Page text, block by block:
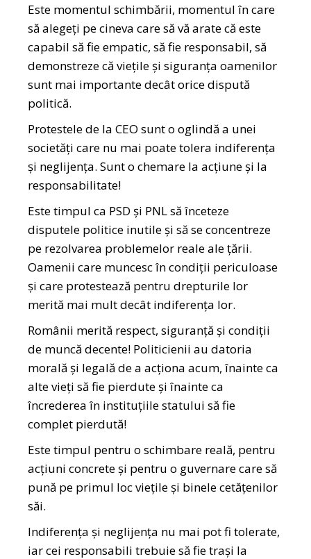
Este momentul schimbării, momentul în care
să alegeți pe cineva care să vă arate că este
capabil să fie empatic, să fie responsabil, să
demonstreze că viețile și siguranța oamenilor
sunt mai importante decât orice dispută
politică.
Protestele de la CEO sunt o oglindă a unei
societăți care nu mai poate tolera indiferența
și neglijența. Sunt o chemare la acțiune și la
responsabilitate!
Este timpul ca PSD și PNL să înceteze
disputele politice inutile și să se concentreze
pe rezolvarea problemelor reale ale țării.
Oamenii care muncesc în condiții periculoase
și care protestează pentru drepturile lor
merită mai mult decât indiferența lor.
Românii merită respect, siguranță și condiții
de muncă decente! Politicienii au datoria
morală și legală de a acționa acum, înainte ca
alte vieți să fie pierdute și înainte ca
încrederea în instituțiile statului să fie
complet pierdută!
Este timpul pentru o schimbare reală, pentru
acțiuni concrete și pentru o guvernare care să
pună pe primul loc viețile și binele cetățenilor
săi.
Indiferența și neglijența nu mai pot fi tolerate,
iar cei responsabili trebuie să fie trași la